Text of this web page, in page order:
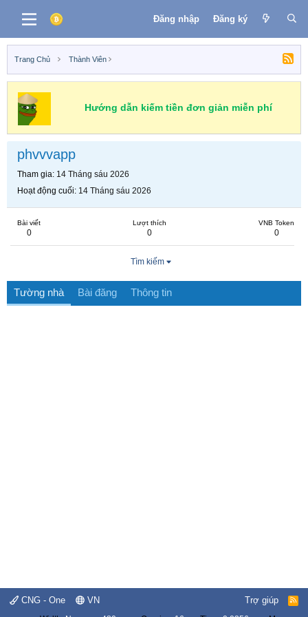
Đăng nhập Đăng ký
Trang Chủ Thành Viên
Hướng dẫn kiếm tiền đơn giản miễn phí
phvvvapp
Tham gia 14 Tháng sáu 2026
Hoạt động cuối 14 Tháng sáu 2026
Bài viết
0
Lượt thích
0
VNB Token
0
Tìm kiếm
Tường nhà Bài đăng Thông tin
CNG - One VN Trợ giúp
R